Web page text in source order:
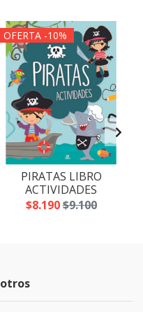
OFERTA -10%
PIRATAS LIBRO
ACTIVIDADES
$8.190$9.100